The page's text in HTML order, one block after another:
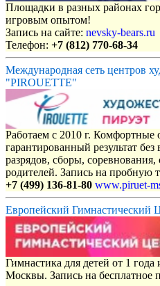
Площадки в разных районах
игровым опытом!
Запись на сайте: nevsky-bears.ru
Телефон: +7 (812) 770-68-34
Международная сеть центров
"PIROUETTE"
Работаем с 2010 г. Комфортные
гарантированный результат
разрядов, сборы,
родителей. Запись на пробную
+7 (499) 136-81-80 www.piruet-
Европейский Гимнастический
Гимнастика для детей от 1
Москвы. Запись на бесплатное